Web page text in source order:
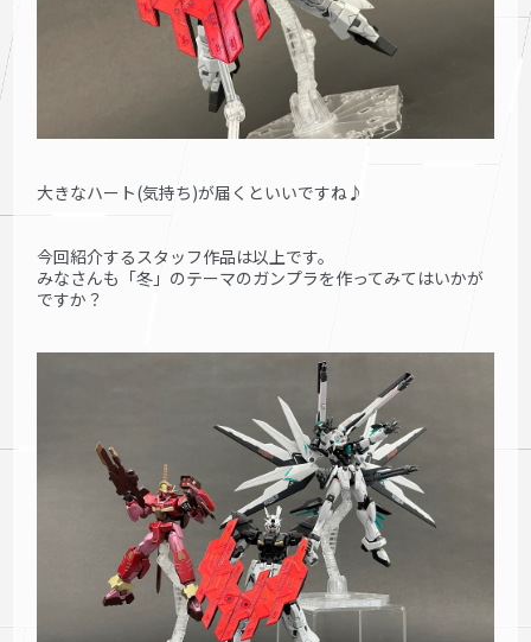
大きなハート(気持ち)が届くといいですね♪
今回紹介するスタッフ作品は以上です。
みなさんも「冬」のテーマのガンプラを作ってみてはいかが
ですか？